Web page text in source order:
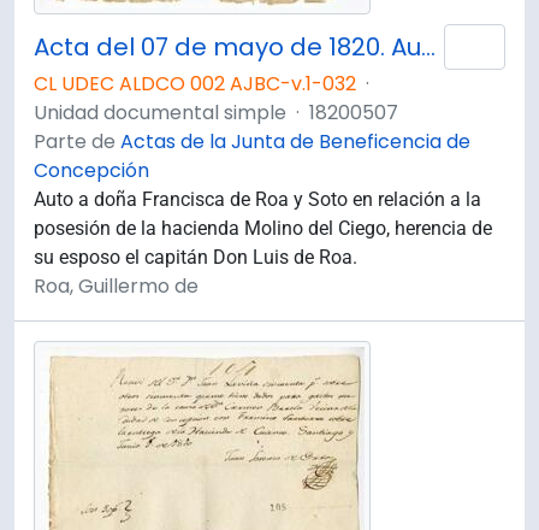
Acta del 07 de mayo de 1820. Auto a doña Francisca de Roa y Soto.
CL UDEC ALDCO 002 AJBC-v.1-032 ·
Unidad documental simple · 18200507
Parte de Actas de la Junta de Beneficencia de
Concepción
Auto a doña Francisca de Roa y Soto en relación a la
posesión de la hacienda Molino del Ciego, herencia de
su esposo el capitán Don Luis de Roa.
Roa, Guillermo de